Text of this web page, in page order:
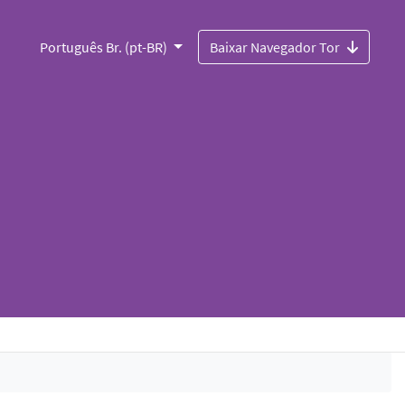
Português Br. (pt-BR) Baixar Navegador Tor